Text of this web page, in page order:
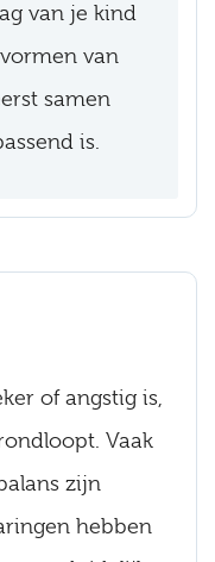
van je kind
van
samen
is.
of angstig is,
Vaak
zijn
hebben